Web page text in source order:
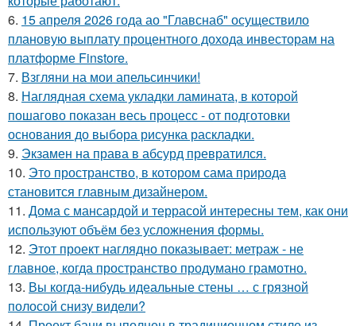
6. 15 апреля 2026 года ао "Главснаб" осуществило
плановую выплату процентного дохода инвесторам на
платформе Finstore.
7. Взгляни на мои апельсинчики!
8. Наглядная схема укладки ламината, в которой
пошагово показан весь процесс - от подготовки
основания до выбора рисунка раскладки.
9. Экзамен на права в абсурд превратился.
10. Это пространство, в котором сама природа
становится главным дизайнером.
11. Дома с мансардой и террасой интересны тем, как они
используют объём без усложнения формы.
12. Этот проект наглядно показывает: метраж - не
главное, когда пространство продумано грамотно.
13. Вы когда-нибудь идеальные стены … с грязной
полосой снизу видели?